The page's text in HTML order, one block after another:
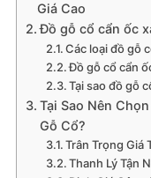
Giá Cao
Đồ gỗ cổ cẩn ốc
Các loại đồ gỗ
Đồ gỗ cổ cẩn
Tại sao đồ gỗ
Tại Sao Nên
Gỗ Cổ?
Trân Trọng Giá
Thanh Lý Tận